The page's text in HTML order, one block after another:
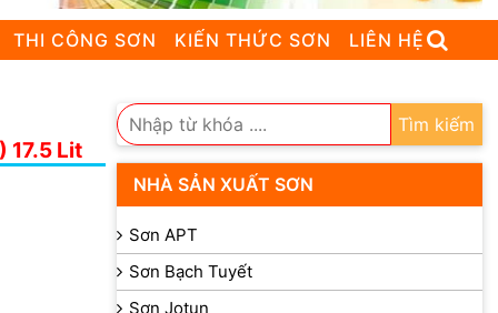
THI CÔNG SƠN KIẾN THỨC SƠN LIÊN HỆ
17.5 Lit
Tìm kiếm
NHÀ SẢN XUẤT SƠN
Sơn APT
Sơn Bạch Tuyết
Sơn Jotun